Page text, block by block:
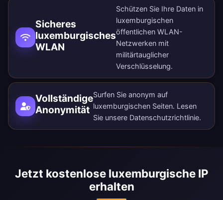
Sicheres
luxemburgisches
WLAN
Schützen Sie Ihre Daten in
luxemburgischen
öffentlichen WLAN-
Netzwerken mit
militärtauglicher
Verschlüsselung.
Vollständige
Anonymität
Surfen Sie anonym auf
luxemburgischen Seiten. Lesen
Sie unsere Datenschutzrichtlinie.
Jetzt kostenlose luxemburgische IP
erhalten